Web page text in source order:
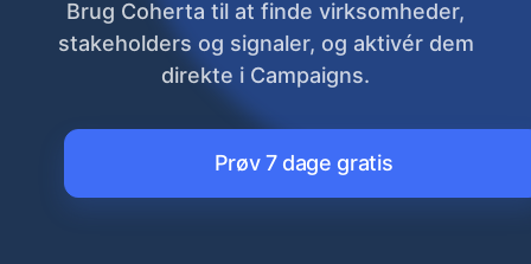
Brug Coherta til at finde virksomheder,
stakeholders og signaler, og aktivér dem
direkte i Campaigns.
Prøv 7 dage gratis